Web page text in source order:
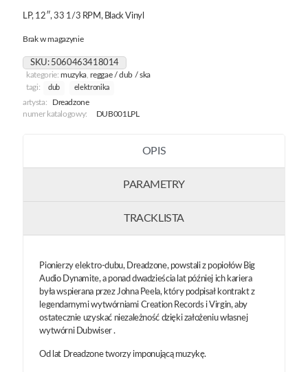
LP, 12″, 33 1/3 RPM, Black Vinyl
Brak w magazynie
SKU: 5060463418014
kategorie:muzyka ,reggae / dub / ska
tagi:
dub elektronika
artysta:
Dreadzone
numer katalogowy:
DUB001LPL
OPIS
PARAMETRY
TRACKLISTA
Pionierzy elektro-dubu, Dreadzone, powstali z popiołów Big
Audio Dynamite, a ponad dwadzieścia lat później ich kariera
była wspierana przez Johna Peela, który podpisał kontrakt z
legendarnymi wytwórniami Creation Records i Virgin, aby
ostatecznie uzyskać niezależność dzięki założeniu własnej
wytwórni Dubwiser .
Od lat Dreadzone tworzy imponującą muzykę.